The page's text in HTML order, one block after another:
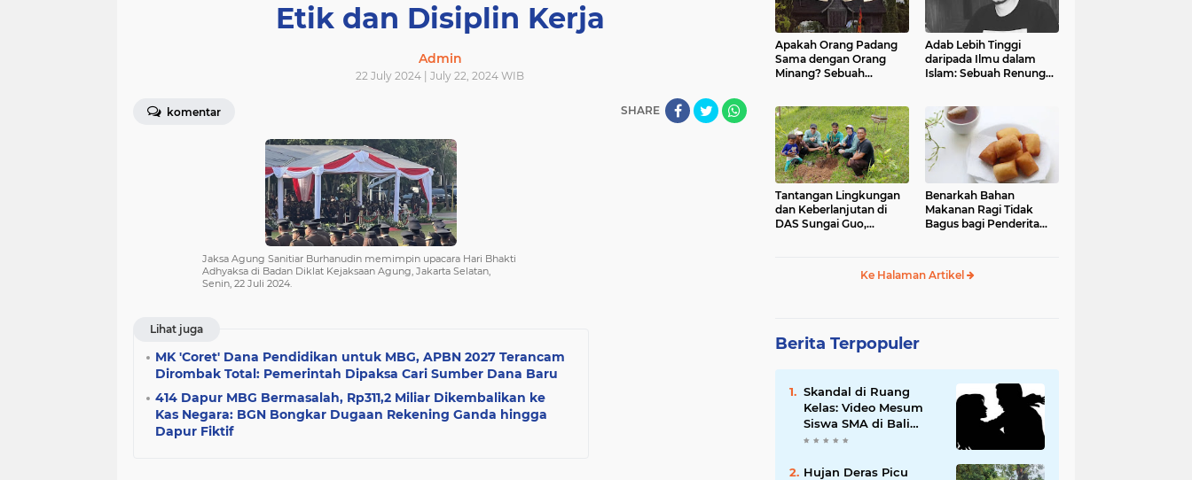
Etik dan Disiplin Kerja
Admin
22 July 2024 | July 22, 2024 WIB
komentar SHARE
Jaksa Agung Sanitiar Burhanudin memimpin upacara Hari Bhakti
Adhyaksa di Badan Diklat Kejaksaan Agung, Jakarta Selatan,
Senin, 22 Juli 2024.
Lihat juga
MK 'Coret' Dana Pendidikan untuk MBG, APBN 2027 Terancam
Dirombak Total: Pemerintah Dipaksa Cari Sumber Dana Baru
414 Dapur MBG Bermasalah, Rp311,2 Miliar Dikembalikan ke
Kas Negara: BGN Bongkar Dugaan Rekening Ganda hingga
Dapur Fiktif
Apakah Orang Padang
Sama dengan Orang
Minang? Sebuah
Adab Lebih Tinggi
daripada Ilmu dalam
Islam: Sebuah Renungan
Tantangan Lingkungan
dan Keberlanjutan di
DAS Sungai Guo,
Benarkah Bahan
Makanan Ragi Tidak
Bagus bagi Penderita
Ke Halaman Artikel
Berita Terpopuler
Skandal di Ruang
Kelas: Video Mesum
Siswa SMA di Bali
Viral, Hukuman dan
Mengikuti
Hujan Deras Picu